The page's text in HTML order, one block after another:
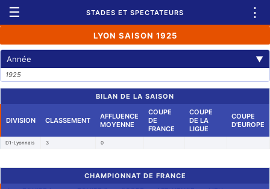
☰ STADES ET SPECTATEURS ⋮
LYON SAISON 1925
Année ▼
1925
BILAN DE LA SAISON
DIVISION CLASSEMENT
AFFLUENCE
MOYENNE
COUPE
DE
FRANCE
COUPE
DE LA
LIGUE
COUPE
D'EUROPE
D1-Lyonnais 3 0
CHAMPIONNAT DE FRANCE